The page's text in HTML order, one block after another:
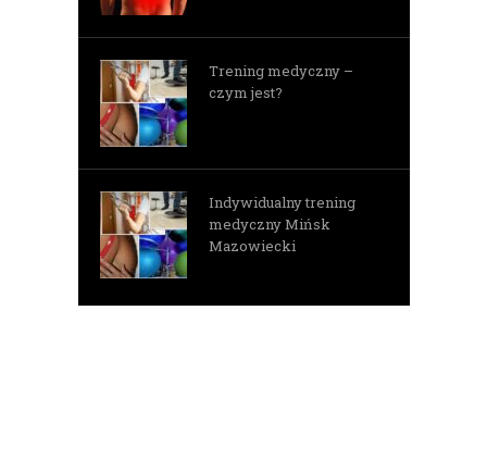
Trening medyczny –
czym jest?
Indywidualny trening
medyczny Mińsk
Mazowiecki